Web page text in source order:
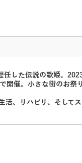
した伝説の歌姫。
開催。小さな街のお祭
、リハビリ、そして